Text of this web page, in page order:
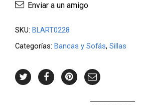
Enviar a un amigo
SKU: BLART0228
Categorías: Bancas y Sofás, Sillas